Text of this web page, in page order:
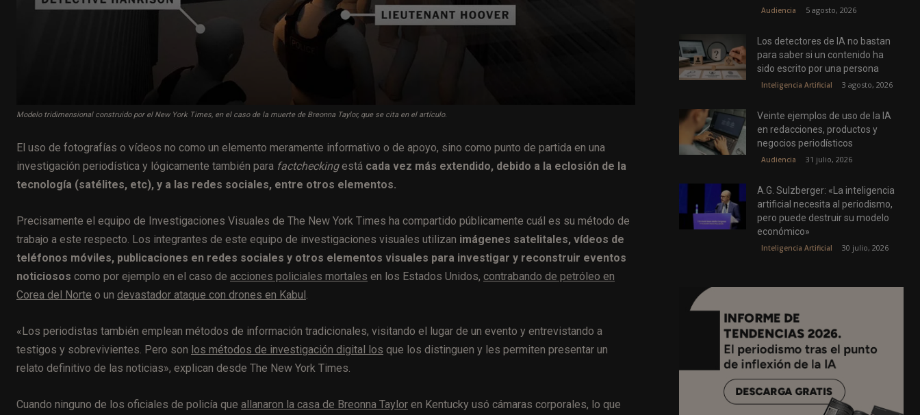
Modelo tridimensional construido por el New York Times, en el caso de la muerte de Breonna Taylor, que se cita en el artículo.
El uso de fotografías o vídeos no como un elemento meramente informativo o de apoyo, sino como punto de partida en una
investigación periodística y lógicamente también para factcheckingestá cada vez más extendido, debido a la eclosión de la
tecnología (satélites, etc), y a las redes sociales, entre otros elementos.
Precisamente el equipo de Investigaciones Visuales de The New York Times ha compartido públicamente cuál es su método de
trabajo a este respecto. Los integrantes de este equipo de investigaciones visuales utilizan imágenes satelitales, vídeos de
teléfonos móviles, publicaciones en redes sociales y otros elementos visuales para investigar y reconstruir eventos
noticiosos como por ejemplo en el caso de acciones policiales mortales en los Estados Unidos, contrabando de petróleo en
Corea del Norte o un devastador ataque con drones en Kabul.
«Los periodistas también emplean métodos de información tradicionales, visitando el lugar de un evento y entrevistando a
testigos y sobrevivientes. Pero son los métodos de investigación digital los que los distinguen y les permiten presentar un
relato definitivo de las noticias», explican desde The New York Times.
Cuando ninguno de los oficiales de policía que allanaron la casa de Breonna Taylor en Kentucky usó cámaras corporales, lo que
Audiencia 5 agosto, 2026
Los detectores de IA no bastan
para saber si un contenido ha
sido escrito por una persona
Inteligencia Artificial 3 agosto, 2026
Veinte ejemplos de uso de la IA
en redacciones, productos y
negocios periodísticos
Audiencia 31 julio, 2026
A.G. Sulzberger: «La inteligencia
artificial necesita al periodismo,
pero puede destruir su modelo
económico»
Inteligencia Artificial 30 julio, 2026